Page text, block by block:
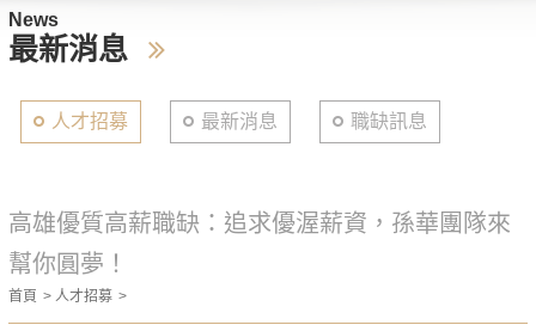
News
最新消息
人才招募 最新消息 職缺訊息
高雄優質高薪職缺：追求優渥薪資，孫華團隊來
幫你圓夢！
首頁 人才招募